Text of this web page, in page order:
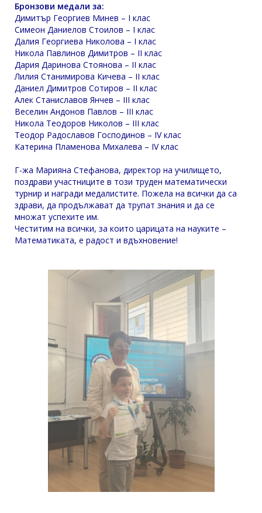
Бронзови медали за:
Димитър Георгиев Минев – I клас
Симеон Даниелов Стоилов – I клас
Далия Георгиева Николова – I клас
Никола Павлинов Димитров – II клас
Дария Даринова Стоянова – II клас
Лилия Станимирова Кичева – II клас
Даниел Димитров Сотиров – II клас
Алек Станиславов Янчев – III клас
Веселин Андонов Павлов – III клас
Никола Теодоров Николов – III клас
Теодор Радославов Господинов – IV клас
Катерина Пламенова Михалева – IV клас
Г-жа Марияна Стефанова, директор на училището,
поздрави участниците в този труден математически
турнир и награди медалистите. Пожела на всички да са
здрави, да продължават да трупат знания и да се
множат успехите им.
Честитим на всички, за които царицата на науките –
Mатематиката, е радост и вдъхновение!